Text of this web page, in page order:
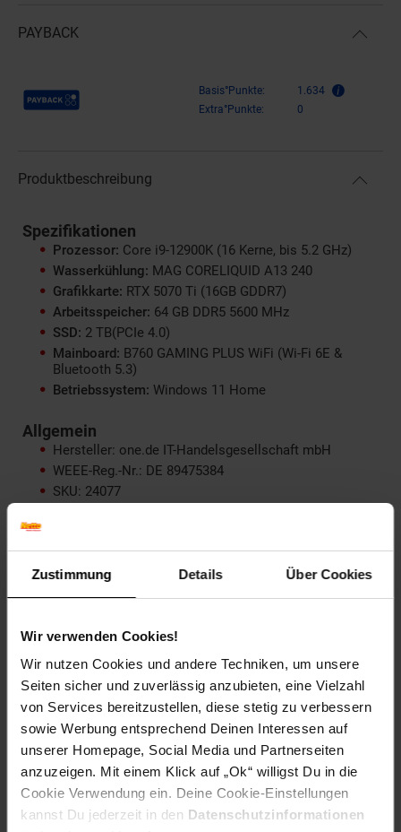
Zustimmung Details Über Cookies
Wir verwenden Cookies!
Wir nutzen Cookies und andere Techniken, um unsere
Seiten sicher und zuverlässig anzubieten, eine Vielzahl
von Services bereitzustellen, diese stetig zu verbessern
sowie Werbung entsprechend Deinen Interessen auf
unserer Homepage, Social Media und Partnerseiten
anzuzeigen. Mit einem Klick auf „Ok“ willigst Du in die
Cookie Verwendung ein. Deine Cookie-Einstellungen
kannst Du jederzeit in den Datenschutzinformationen
PAYBACK
Payback Punkte Basis°Punkte:
1.634
Extra°Punkte:
0
Produktbeschreibung
Spezifikationen
Prozessor: Core i9-12900K (16 Kerne, bis 5.2 GHz)
Wasserkühlung: MAG CORELIQUID A13 240
Grafikkarte: RTX 5070 Ti (16GB GDDR7)
Arbeitsspeicher: 64 GB DDR5 5600 MHz
SSD: 2 TB(PCIe 4.0)
Mainboard: B760 GAMING PLUS WiFi (Wi-Fi 6E &
Bluetooth 5.3)
Betriebssystem: Windows 11 Home
Allgemein
Hersteller: one.de IT-Handelsgesellschaft mbH
WEEE-Reg.-Nr.: DE 89475384
SKU: 24077
Hinweis: Die Abbildungen sind beispielhaft und können je
nach verbauten Komponenten abweichen.
Artikel gehört zur Kategorie:
Versandinformationen
Herstellerinformationen